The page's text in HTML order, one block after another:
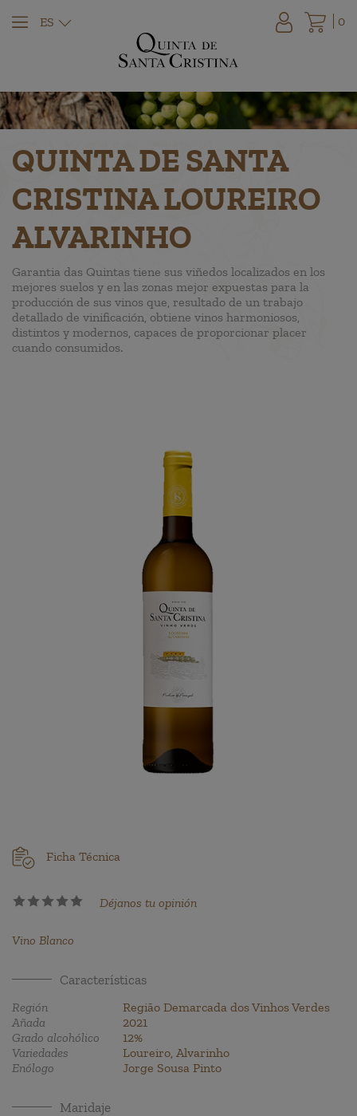
ES 0
QUINTA DE SANTA
CRISTINA LOUREIRO
ALVARINHO
Garantia das Quintas tiene sus viñedos localizados en los
mejores suelos y en las zonas mejor expuestas para la
producción de sus vinos que, resultado de un trabajo
detallado de vinificación, obtiene vinos harmoniosos,
distintos y modernos, capaces de proporcionar placer
cuando consumidos.
Ficha Técnica
Déjanos tu opinión
Vino Blanco
Características
Región
Região Demarcada dos Vinhos Verdes
Añada
2021
Grado alcohólico
12%
Variedades
Loureiro, Alvarinho
Enólogo
Jorge Sousa Pinto
Maridaje